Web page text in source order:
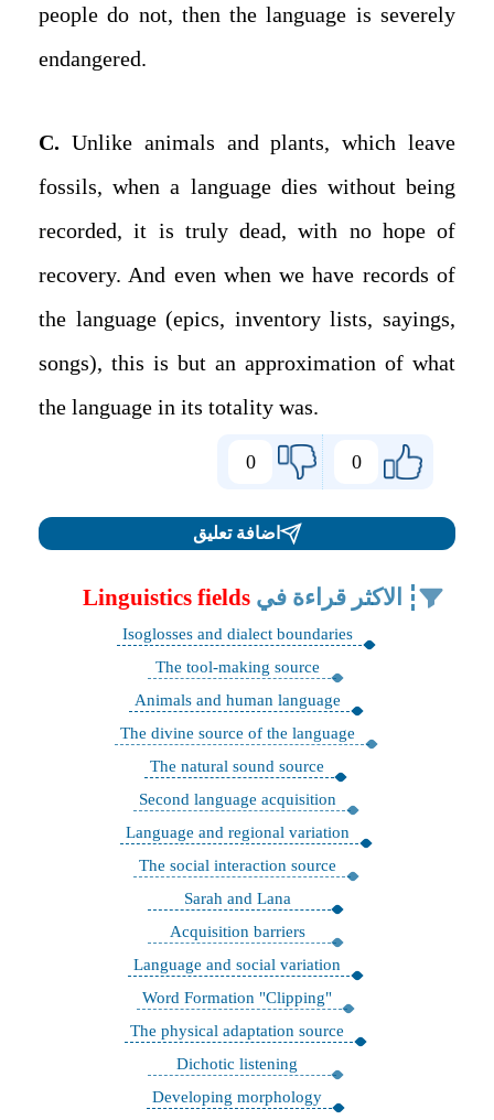
people do not, then the language is severely
endangered.
C. Unlike animals and plants, which leave
fossils, when a language dies without being
recorded, it is truly dead, with no hope of
recovery. And even when we have records of
the language (epics, inventory lists, sayings,
songs), this is but an approximation of what
the language in its totality was.
0
0
اضافة تعليق
الاكثر قراءة في Linguistics fields
Isoglosses and dialect boundaries
The tool-making source
Animals and human language
The divine source of the language
The natural sound source
Second language acquisition
Language and regional variation
The social interaction source
Sarah and Lana
Acquisition barriers
Language and social variation
"Word Formation "Clipping
The physical adaptation source
Dichotic listening
Developing morphology